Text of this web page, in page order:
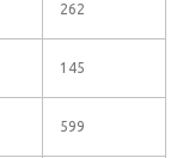
262
145
599